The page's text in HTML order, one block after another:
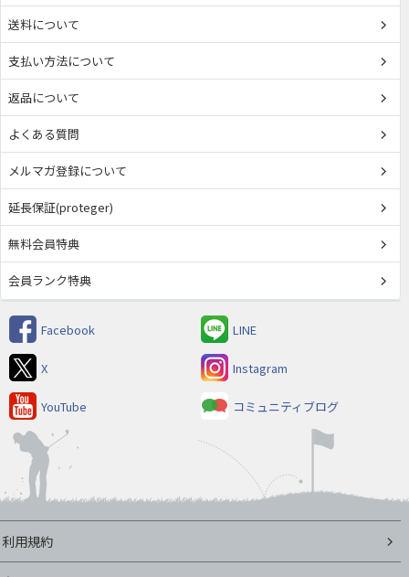
送料について
支払い方法について
返品について
よくある質問
メルマガ登録について
延長保証(proteger)
無料会員特典
会員ランク特典
Facebook LINE
X Instagram
YouTube コミュニティブログ
利用規約